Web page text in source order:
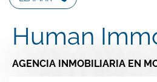
Human
AGENCIA INMOBILIARIA EN